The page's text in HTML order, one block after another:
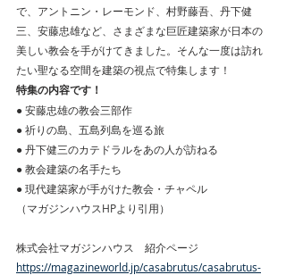
で、アントニン・レーモンド、村野藤吾、丹下健
三、安藤忠雄など、さまざまな巨匠建築家が日本の
美しい教会を手がけてきました。そんな一度は訪れ
たい聖なる空間を建築の視点で特集します！
特集の内容です！
● 安藤忠雄の教会三部作
● 祈りの島、五島列島を巡る旅
● 丹下健三のカテドラルをあの人が訪ねる
● 教会建築の名手たち
● 現代建築家が手がけた教会・チャペル
（マガジンハウスHPより引用）
株式会社マガジンハウス　紹介ページ
https://magazineworld.jp/casabrutus/casabrutus-